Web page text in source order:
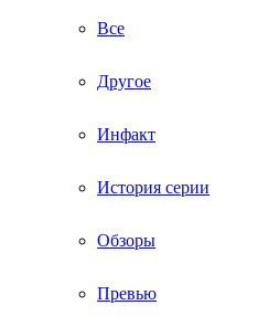
Все
Другое
Инфакт
История серии
Обзоры
Превью